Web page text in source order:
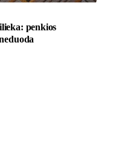
penkios